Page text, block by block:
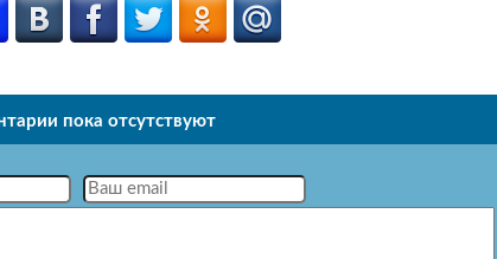
пока отсутствуют